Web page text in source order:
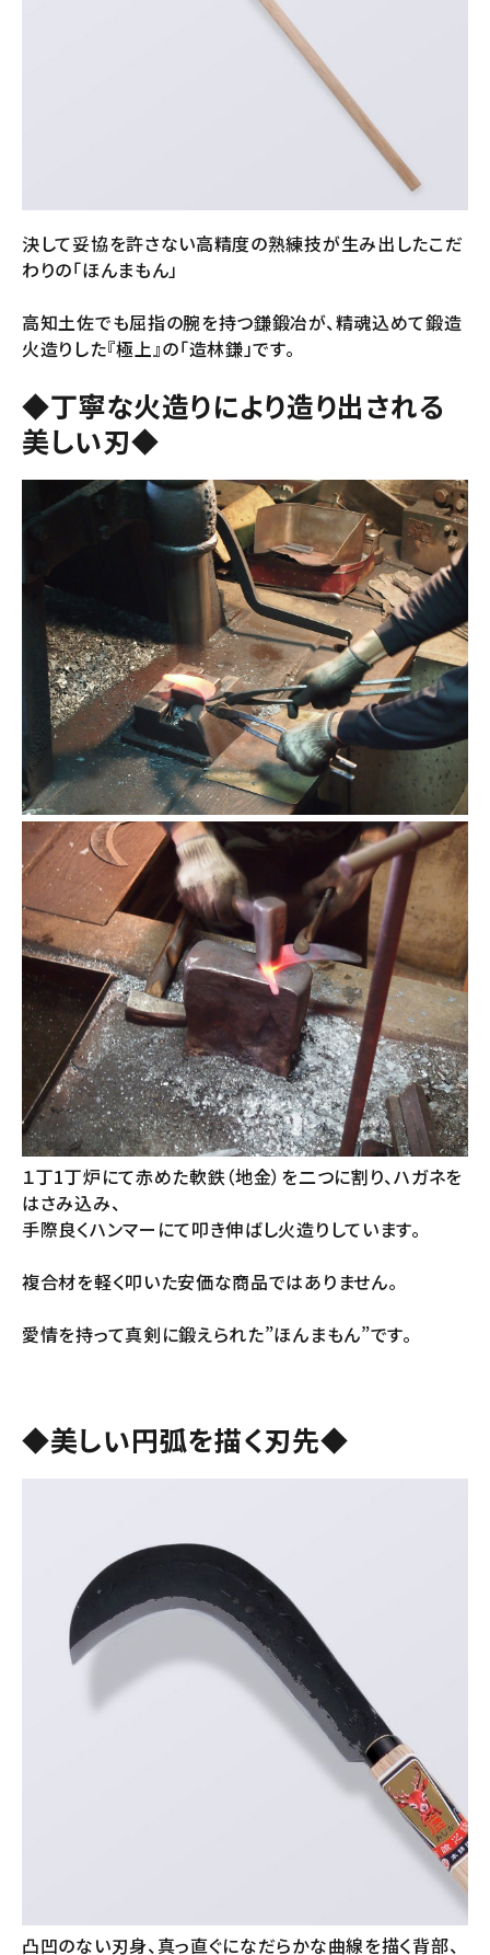
決して妥協を許さない高精度の熟練技が生み出したこだ
わりの「ほんまもん」
高知土佐でも屈指の腕を持つ鎌鍛冶が、精魂込めて鍛造
火造りした『極上』の「造林鎌」です。
◆丁寧な火造りにより造り出される
美しい刃◆
１丁1丁炉にて赤めた軟鉄（地金）を二つに割り、ハガネを
はさみ込み、
手際良くハンマーにて叩き伸ばし火造りしています。
複合材を軽く叩いた安価な商品ではありません。
愛情を持って真剣に鍛えられた”ほんまもん”です。
◆美しい円弧を描く刃先◆
凸凹のない刃身、真っ直ぐになだらかな曲線を描く背部、